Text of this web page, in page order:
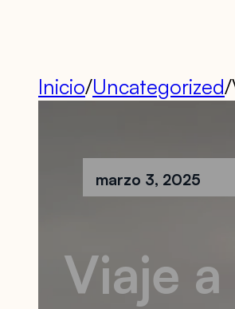
Inicio/Uncategorized/
marzo 3, 2025
Viaje